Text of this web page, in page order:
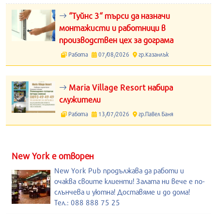
“Туйнс 3“ търси да назначи
монтажисти и работници в
производствен цех за дограма
Работа 07/08/2026 гр.Казанлък
Maria Village Resort набира
служители
Работа 13/07/2026 гр.Павел Баня
New York е отворен
New York Pub продължава да работи и
очаква своите клиенти! Залата ни вече е по-
слънчева и уютна! Доставяме и до дома!
Тел.: 088 888 75 25